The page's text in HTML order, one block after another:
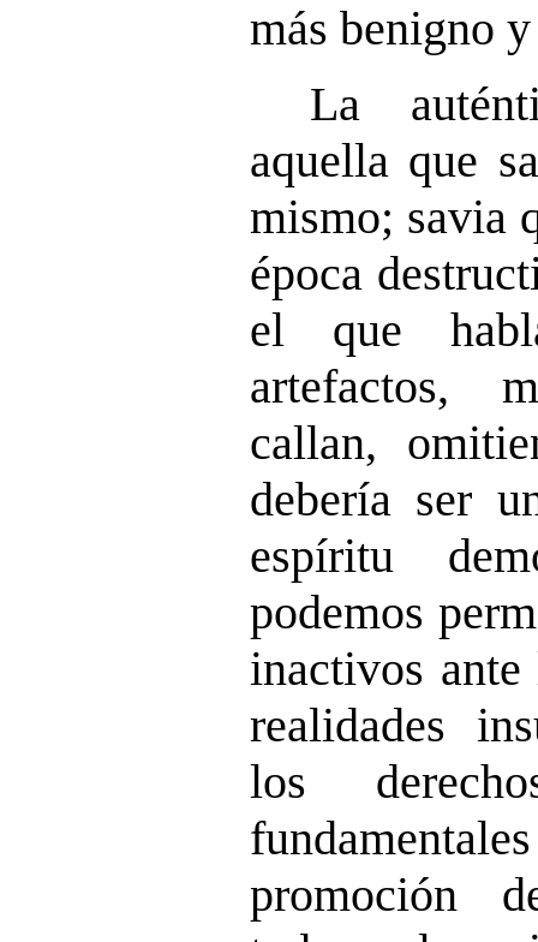
más benigno
La
aquella que
mismo; savia
época
el que
artefactos,
callan,
debería ser
espíritu
podemos
inactivos
realidades
los
promoción